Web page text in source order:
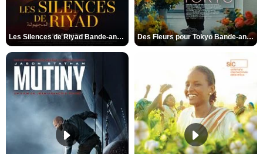
Les Silences de Riyad Bande-annonce VO STFR Des Fleurs pour Tokyo Bande-annonce VO STFR